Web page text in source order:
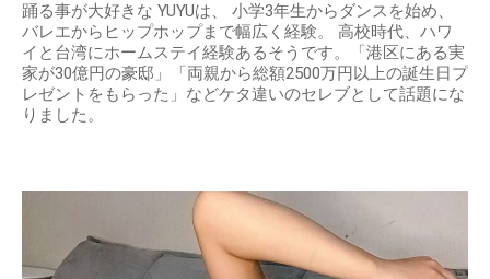
踊る事が大好きな YUYUは、 小学3年生からダンスを始め、
バレエからヒップホップまで幅広く経験。 高校時代、ハワ
イと台湾にホームステイ経験あるそうです。「港区にある実
家が30億円の豪邸」「両親から総額2500万円以上の誕生日プ
レゼントをもらった」などケタ違いのセレブとして話題にな
りました。